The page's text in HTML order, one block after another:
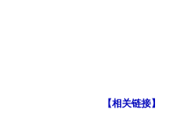
【相关链接】